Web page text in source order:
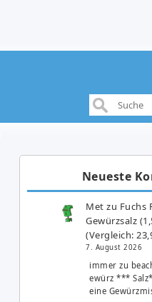
Neueste
Met zu Fuchs
Gewürzsalz
(Vergleich:
7. August 2026
immer zu
ewürz ***
eine